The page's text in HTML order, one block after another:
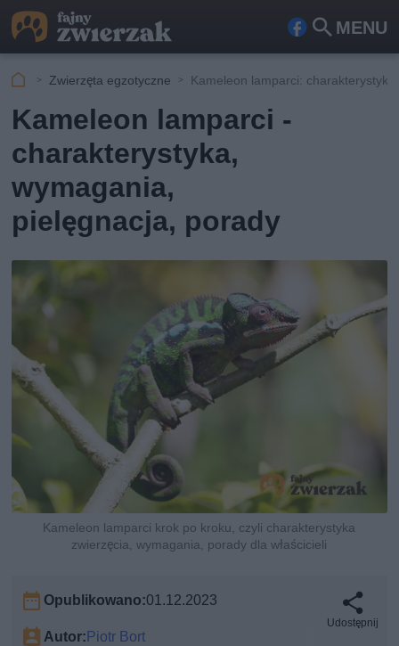
MENU
Fa
ook
Szu
kaj
Zwierzęta egzotyczne Kameleon lamparci: charakterystyka
Kameleon lamparci -
charakterystyka,
wymagania,
pielęgnacja, porady
Kameleon lamparci krok po kroku, czyli charakterystyka
zwierzęcia, wymagania, porady dla właścicieli
Opublikowano:01.12.2023
Autor:Piotr Bort
Udostępnij